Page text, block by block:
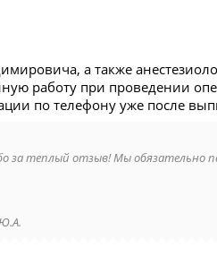
а также
работу при проведении
по телефону уже после
за теплый отзыв! Мы обязательно